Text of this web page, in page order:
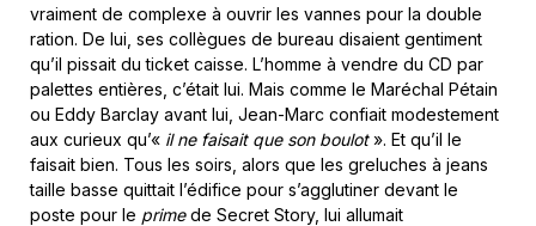
vraiment de complexe à ouvrir les vannes pour la double
ration. De lui, ses collègues de bureau disaient gentiment
qu’il pissait du ticket caisse. L’homme à vendre du CD par
palettes entières, c’était lui. Mais comme le Maréchal Pétain
ou Eddy Barclay avant lui, Jean-Marc confiait modestement
aux curieux qu’« il ne faisait que son boulot». Et qu’il le
faisait bien. Tous les soirs, alors que les greluches à jeans
taille basse quittait l’édifice pour s’agglutiner devant le
poste pour le primede Secret Story, lui allumait